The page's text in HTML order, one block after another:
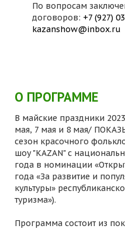
По вопросам
договоров: +7 (927)
kazanshow@inbox.ru
О ПРОГРАММЕ
В майские праздники
мая, 7 мая и 8 мая/
сезон красочного
шоу "KAZAN" с
года в номинации
года «За развитие и
культуры»
туризма»).
Программа состоит из